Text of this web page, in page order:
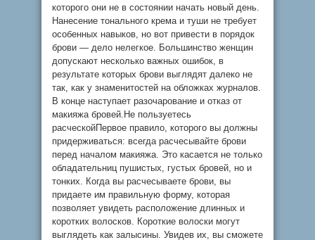
которого они не в состоянии начать новый день.
Нанесение тонального крема и туши не требует
особенных навыков, но вот привести в порядок
брови — дело нелегкое. Большинство женщин
допускают несколько важных ошибок, в
результате которых брови выглядят далеко не
так, как у знаменитостей на обложках журналов.
В конце наступает разочарование и отказ от
макияжа бровей.Не пользуетесь
расческойПервое правило, которого вы должны
придерживаться: всегда расчесывайте брови
перед началом макияжа. Это касается не только
обладательниц пушистых, густых бровей, но и
тонких. Когда вы расчесываете брови, вы
придаете им правильную форму, которая
позволяет увидеть расположение длинных и
коротких волосков. Короткие волоски могут
выглядеть как залысины. Увидев их, вы сможете